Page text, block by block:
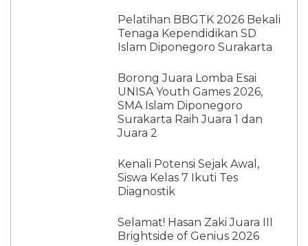
Pelatihan BBGTK 2026 Bekali
Tenaga Kependidikan SD
Islam Diponegoro Surakarta
Borong Juara Lomba Esai
UNISA Youth Games 2026,
SMA Islam Diponegoro
Surakarta Raih Juara 1 dan
Juara 2
Kenali Potensi Sejak Awal,
Siswa Kelas 7 Ikuti Tes
Diagnostik
Selamat! Hasan Zaki Juara III
Brightside of Genius 2026